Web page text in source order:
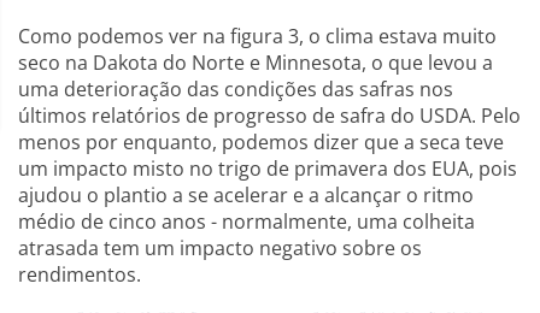
Como podemos ver na figura 3, o clima estava muito
seco na Dakota do Norte e Minnesota, o que levou a
uma deterioração das condições das safras nos
últimos relatórios de progresso de safra do USDA. Pelo
menos por enquanto, podemos dizer que a seca teve
um impacto misto no trigo de primavera dos EUA, pois
ajudou o plantio a se acelerar e a alcançar o ritmo
médio de cinco anos - normalmente, uma colheita
atrasada tem um impacto negativo sobre os
rendimentos.